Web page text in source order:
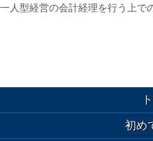
一人型経営の会計経理を行う上で
初め